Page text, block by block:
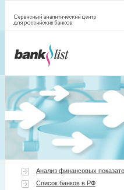
Анализ финансовых
Список банков в РФ